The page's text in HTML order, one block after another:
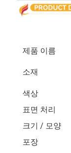
홈
우리 에 관한 것
공장 투어
품질 관리
저희와 연락
제품 이름
소재
색상
표면 처리
크기 / 모양
포장